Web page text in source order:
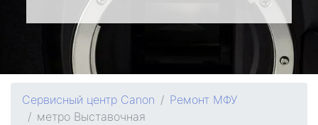
Сервисный центр Canon
Ремонт МФУ
метро Выставочная